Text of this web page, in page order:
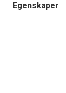
Egenskaper